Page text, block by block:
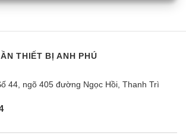
THIẾT BỊ ANH PHÚ
44, ngõ 405 đường Ngọc Hồi, Thanh Trì